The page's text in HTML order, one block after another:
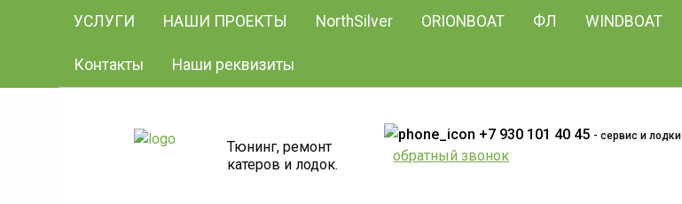
УСЛУГИ НАШИ ПРОЕКТЫ NorthSilver ORIONBOAT ФЛ WINDBOAT
Контакты Наши реквизиты
Тюнинг, ремонт
катеров и лодок.
+7 930 101 40 45 - сервис и лодки
обратный звонок